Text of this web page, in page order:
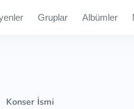
Gruplar Albümler
Konser İsmi